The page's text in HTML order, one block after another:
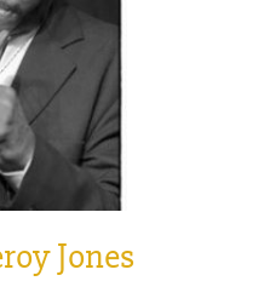
Jones